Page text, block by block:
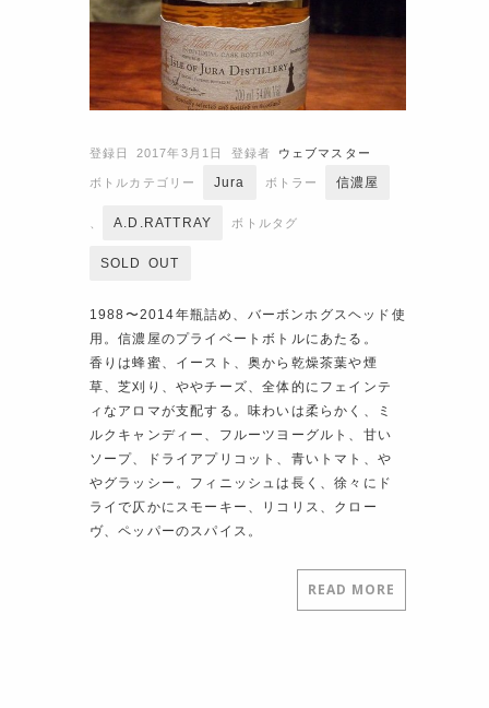
登録日 2017年3月1日 登録者 ウェブマスター
ボトルカテゴリー Jura ボトラー 信濃屋
A.D.RATTRAY ボトルタグ
SOLD OUT
1988〜2014年瓶詰め、バーボンホグスヘッド使
用。信濃屋のプライベートボトルにあたる。
香りは蜂蜜、イースト、奥から乾燥茶葉や煙
草、芝刈り、ややチーズ、全体的にフェインテ
ィなアロマが支配する。味わいは柔らかく、ミ
ルクキャンディー、フルーツヨーグルト、甘い
ソープ、ドライアプリコット、青いトマト、や
やグラッシー。フィニッシュは長く、徐々にド
ライで仄かにスモーキー、リコリス、クロー
ヴ、ペッパーのスパイス。
READ MORE